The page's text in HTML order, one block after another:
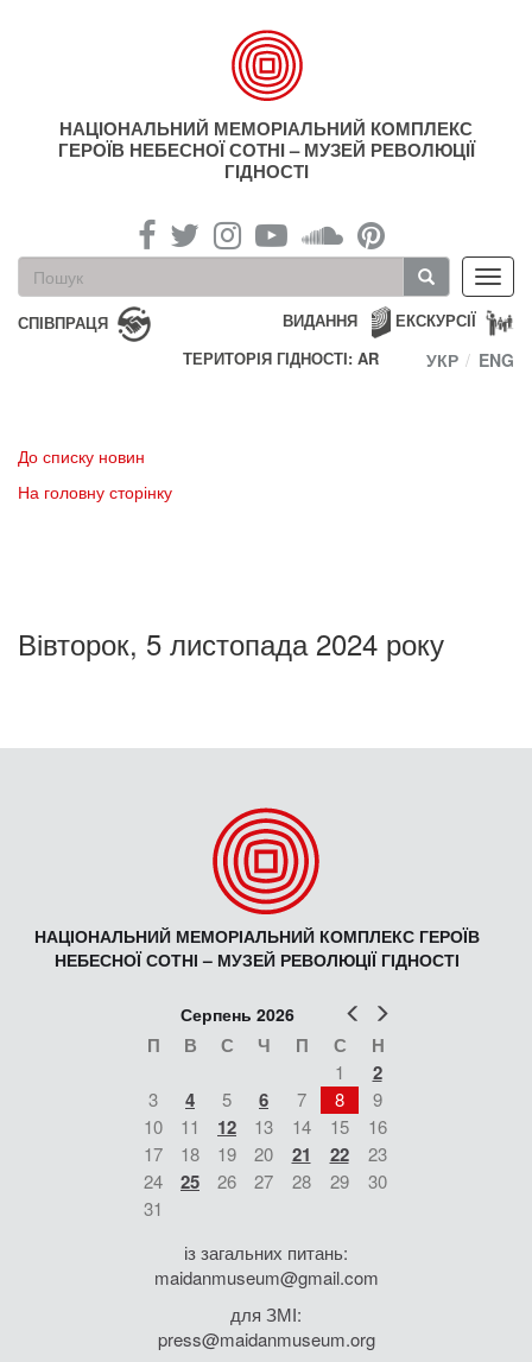
НАЦІОНАЛЬНИЙ МЕМОРІАЛЬНИЙ КОМПЛЕКС
ГЕРОЇВ НЕБЕСНОЇ СОТНІ – МУЗЕЙ РЕВОЛЮЦІЇ
ГІДНОСТІ
Пошукова
форма
Пошук
СПІВПРАЦЯ ЕКСКУРСІЇ
ВИДАННЯ
ТЕРИТОРІЯ ГІДНОСТІ: AR
УКР ENG
До списку новин
На головну сторінку
Вівторок, 5 листопада 2024 року
НАЦІОНАЛЬНИЙ МЕМОРІАЛЬНИЙ КОМПЛЕКС ГЕРОЇВ
НЕБЕСНОЇ СОТНІ – МУЗЕЙ РЕВОЛЮЦІЇ ГІДНОСТІ
Попер
Серпень 2026
П В С Ч П С Н
1 2
3 4 5 6 7 8
9
10
11 12 13 14 15
16
17
18 19 20 21 22
23
24
25 26 27 28 29
30
31
із загальних питань:
maidanmuseum@gmail.com
для ЗМІ:
press@maidanmuseum.org